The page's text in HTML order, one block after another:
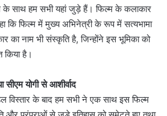
के साथ हम सभी यहां जुड़े हैं। फिल्म के कलाकार
कि फिल्म में मुख्य अभिनेत्री के रूप में सत्यभामा
का नाम भी संस्कृति है, जिन्होंने इस भूमिका को
किया है।
योगी से आशीर्वाद
विस्तार के बाद हम सभी ने एक साथ इस फिल्म